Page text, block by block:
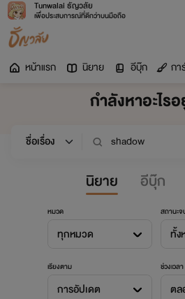
Tunwalai ธัญวลัย
เพื่อประสบการณ์ที่ดีกว่าบนมือถือ
หน้าแรก นิยาย อีบุ๊ก กา
กำลังหาอะไร
นิยาย อีบุ๊ก
หมวด
ทุกหมวด
สถานะ
ทั้ง
เรียงตาม
การอัปเดต
ช่วงเวลา
ตล